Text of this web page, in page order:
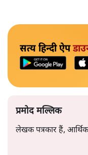
सत्य हिन्दी ऐप
प्रमोद मल्लिक
लेखक पत्रकार हैं, आर्थिक